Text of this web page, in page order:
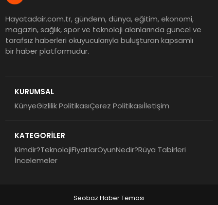
Hayatadair.com.tr, gündem, dünya, eğitim, ekonomi,
magazin, sağlık, spor ve teknoloji alanlarında güncel ve
tarafsız haberleri okuyucularıyla buluşturan kapsamlı
bir haber platformudur.
KURUMSAL
KünyeGizlilik PolitikasıÇerez Politikasıİletişim
KATEGORİLER
Kimdir?TeknolojiFiyatlarOyunNedir?Rüya Tabirleri
İncelemeler
Seobaz Haber Teması